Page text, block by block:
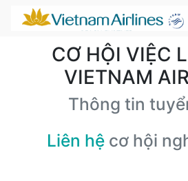
CƠ HỘI VIỆC
VIETNAM
Thông tin
Liên hệ cơ hội